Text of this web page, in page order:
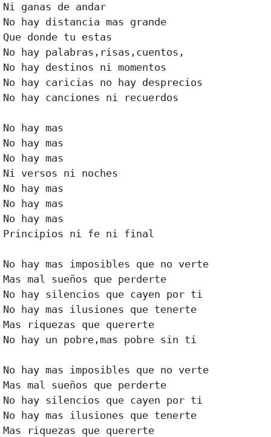
Ni ganas de andar
No hay distancia mas grande
Que donde tu estas
No hay palabras,risas,cuentos,
No hay destinos ni momentos
No hay caricias no hay desprecios
No hay canciones ni recuerdos
No hay mas
No hay mas
No hay mas
Ni versos ni noches
No hay mas
No hay mas
No hay mas
Principios ni fe ni final
No hay mas imposibles que no verte
Mas mal sueños que perderte
No hay silencios que cayen por ti
No hay mas ilusiones que tenerte
Mas riquezas que quererte
No hay un pobre,mas pobre sin ti
No hay mas imposibles que no verte
Mas mal sueños que perderte
No hay silencios que cayen por ti
No hay mas ilusiones que tenerte
Mas riquezas que quererte